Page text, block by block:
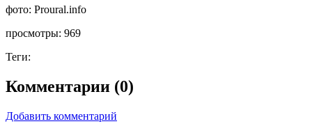
фото: Proural.info
просмотры: 969
Теги:
Комментарии (0)
Добавить комментарий